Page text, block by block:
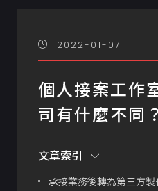
2022-01-07
個人接案工作
司有什麼不同？
文章索引
承接業務後轉為第三方製